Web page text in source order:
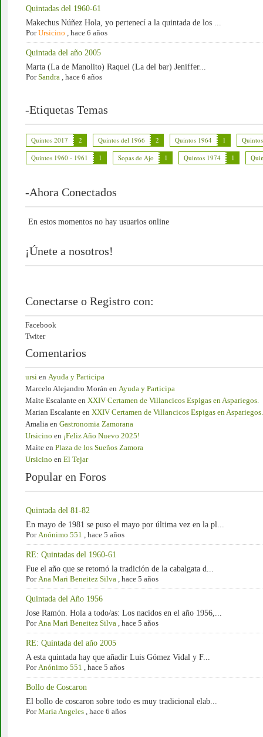
Quintadas del 1960-61
Makechus Núñez Hola, yo pertenecí a la quintada de los ...
PorUrsicino , hace 6 años
Quintada del año 2005
Marta (La de Manolito) Raquel (La del bar) Jeniffer...
PorSandra , hace 6 años
-Etiquetas Temas
Quintos 2017 2 Quintos del 1966 2 Quintos 1964 1
Quintos 1960 - 1961
1 Sopas de Ajo 1 Quintos 1974 1
-Ahora Conectados
En estos momentos no hay usuarios online
¡Únete a nosotros!
Conectarse o Registro con:
Facebook
Twiter
Comentarios
ursi en Ayuda y Participa
Marcelo Alejandro Morán en Ayuda y Participa
Maite Escalante en XXIV Certamen de Villancicos Espigas en Aspariegos.
Marian Escalante en XXIV Certamen de Villancicos Espigas en Aspariegos.
Amalia en Gastronomia Zamorana
Ursicino en ¡Feliz Año Nuevo 2025!
Maite en Plaza de los Sueños Zamora
Ursicino en El Tejar
Popular en Foros
Quintada del 81-82
En mayo de 1981 se puso el mayo por última vez en la pl...
PorAnónimo 551 , hace 5 años
RE: Quintadas del 1960-61
Fue el año que se retomó la tradición de la cabalgata d...
PorAna Mari Beneitez Silva , hace 5 años
Quintada del Año 1956
Jose Ramón. Hola a todo/as: Los nacidos en el año 1956,...
PorAna Mari Beneitez Silva , hace 5 años
RE: Quintada del año 2005
A esta quintada hay que añadir Luis Gómez Vidal y F...
PorAnónimo 551 , hace 5 años
Bollo de Coscaron
El bollo de coscaron sobre todo es muy tradicional elab...
PorMaria Angeles , hace 6 años